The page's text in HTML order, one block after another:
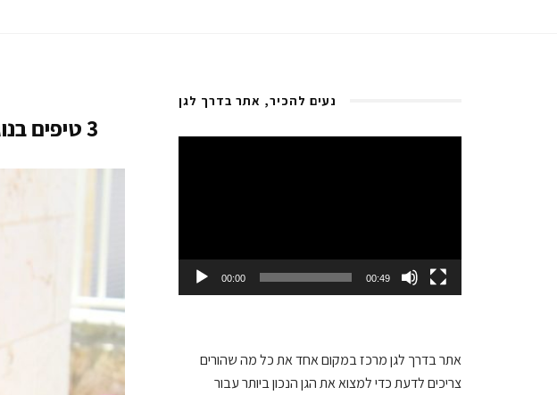
3 טיפים בנוגע לארוחות בגן שיעזרו לילדים לפתח הרגלי אכילה טובים יותר
נעים להכיר, אתר בדרך לגן
00:00 00:49
אתר בדרך לגןמרכז במקום אחד את כל מה שהורים
צריכים לדעת כדי למצוא את הגן הנכון ביותר עבור